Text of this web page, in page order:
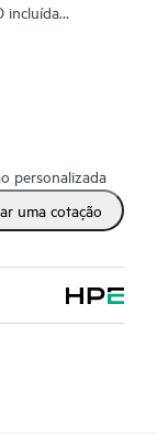
incluída
personalizada
uma cotação